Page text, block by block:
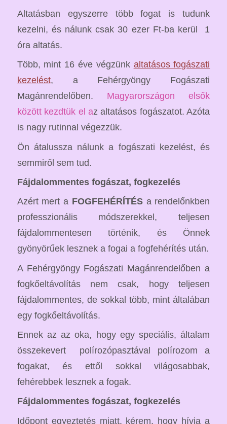
Altatásban egyszerre több fogat is tudunk
kezelni, és nálunk csak 30 ezer Ft-ba kerül 1
óra altatás.
Több, mint 16 éve végzünk altatásos fogászati
kezelést, a Fehérgyöngy Fogászati
Magánrendelőben. Magyarországon elsők
között kezdtük el az altatásos fogászatot. Azóta
is nagy rutinnal végezzük.
Ön átalussza nálunk a fogászati kezelést, és
semmiről sem tud.
Fájdalommentes fogászat, fogkezelés
Azért mert a FOGFEHÉRÍTÉS a rendelőnkben
professzionális módszerekkel, teljesen
fájdalommentesen történik, és Önnek
gyönyörűek lesznek a fogai a fogfehérítés után.
A Fehérgyöngy Fogászati Magánrendelőben a
fogkőeltávolítás nem csak, hogy teljesen
fájdalommentes, de sokkal több, mint általában
egy fogkőeltávolítás.
Ennek az az oka, hogy egy speciális, általam
összekevert polírozópasztával polírozom a
fogakat, és ettől sokkal világosabbak,
fehérebbek lesznek a fogak.
Fájdalommentes fogászat, fogkezelés
Időpont egyeztetés miatt, kérem, hogy hívja a